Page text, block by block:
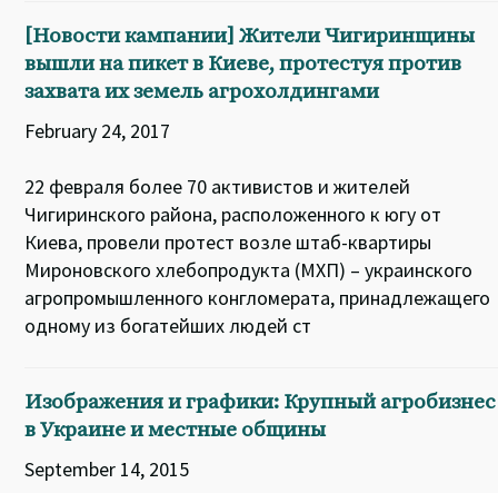
[Новости кампании] Жители Чигиринщины
вышли на пикет в Киеве, протестуя против
захвата их земель агрохолдингами
February 24, 2017
22 февраля более 70 активистов и жителей
Чигиринского района, расположенного к югу от
Киева, провели протест возле штаб-квартиры
Мироновского хлебопродукта (МХП) – украинского
агропромышленного конгломерата, принадлежащего
одному из богатейших людей ст
Изображения и графики: Крупный агробизнес
в Украине и местные общины
September 14, 2015